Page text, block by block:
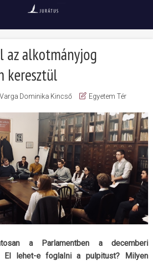
az alkotmányjog
keresztül
Varga Dominika Kincső Egyetem Tér
a Parlamentben a decemberi
El lehet-e foglalni a pulpitust? Milyen